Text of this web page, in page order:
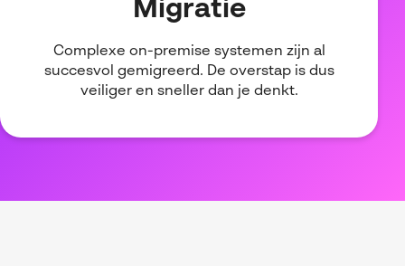
Migratie
Complexe on-premise systemen zijn al
succesvol gemigreerd. De overstap is dus
veiliger en sneller dan je denkt.